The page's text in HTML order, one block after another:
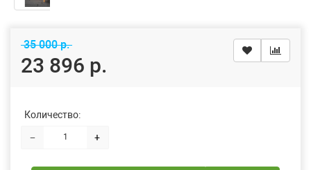
35 000 р.
23 896 р.
Количество:
− +